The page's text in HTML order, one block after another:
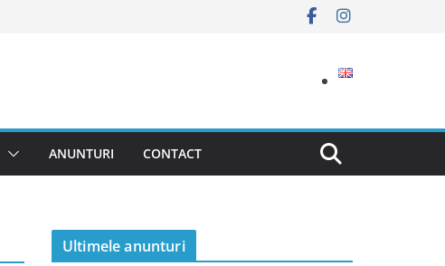
ANUNTURI CONTACT
Ultimele anunturi